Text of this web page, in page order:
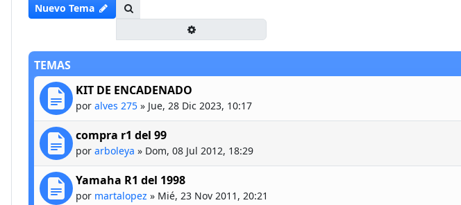
Nuevo Tema
TEMAS
KIT DE ENCADENADO
por alves 275 » Jue, 28 Dic 2023, 10:17
compra r1 del 99
por arboleya » Dom, 08 Jul 2012, 18:29
Yamaha R1 del 1998
por martalopez » Mié, 23 Nov 2011, 20:21